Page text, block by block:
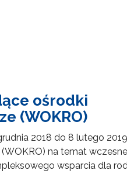
ośrodki
(WOKRO)
2018 do 8 lutego
na temat
wsparcia dla